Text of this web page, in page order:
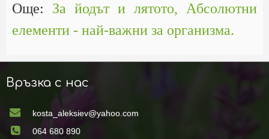
Още: За йодът и лятото,
Aбсолютни
елементи - най-важни за организма.
Връзка с нас
kosta_aleksiev@yahoo.com
064 680 890